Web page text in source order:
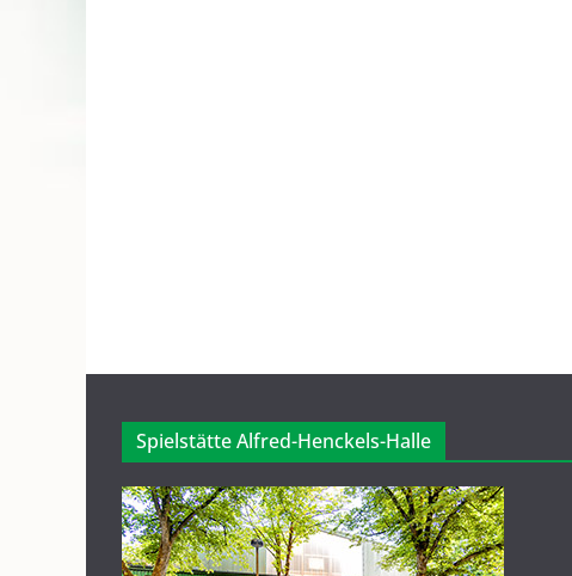
Spielstätte Alfred-Henckels-Halle